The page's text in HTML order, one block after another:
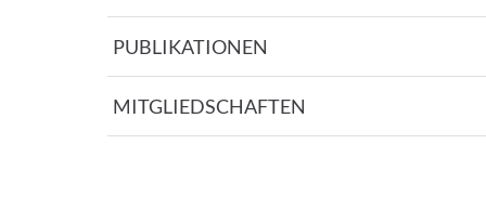
PUBLIKATIONEN
MITGLIEDSCHAFTEN